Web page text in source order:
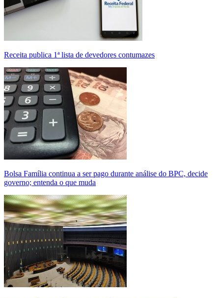
Receita publica 1ª lista de devedores contumazes
Bolsa Família continua a ser pago durante análise do BPC, decide
governo; entenda o que muda